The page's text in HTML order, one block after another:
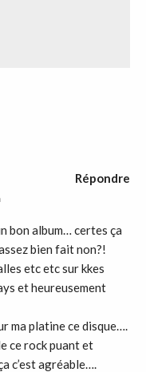
bon album… certes ça
bien fait non?!
etc etc sur kkes
et heureusement
platine ce disque….
ce rock puant et
c’est agréable….
Répondre